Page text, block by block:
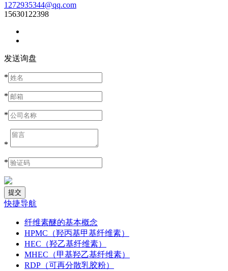
1272935344@qq.com
15630122398
发送询盘
*
*
*
*
*
快捷导航
纤维素醚的基本概念
HPMC（羟丙基甲基纤维素）
HEC（羟乙基纤维素）
MHEC（甲基羟乙基纤维素）
RDP（可再分散乳胶粉）